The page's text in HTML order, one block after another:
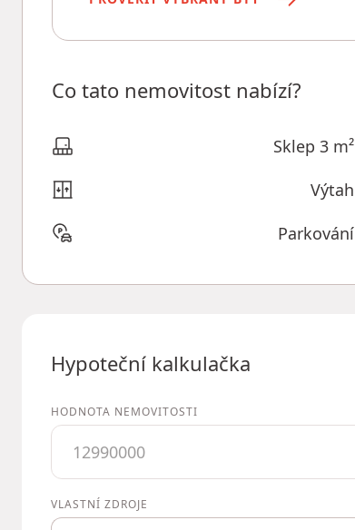
Co tato nemovitost nabízí?
Sklep 3 m²
Výtah
Parkování
Hypoteční kalkulačka
HODNOTA NEMOVITOSTI
VLASTNÍ ZDROJE